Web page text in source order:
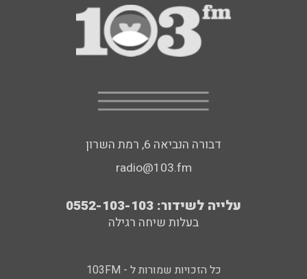
דבורה הנביאה 6, רמת השרון
radio@103.fm
עלייה לשידור: 0552-103-103
בעלות שיחה רגילה
כל הזכויות שמורות ל - 103FM